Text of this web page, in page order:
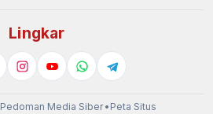
Lingkar
Pedoman Media Siber• Peta Situs